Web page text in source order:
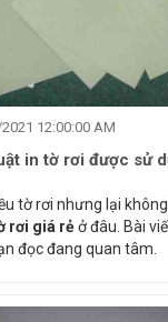
12:00:00 AM
in tờ rơi được sử
tờ rơi nhưng lại
rơi giá rẻở đâu. Bài
đọc đang quan tâm.